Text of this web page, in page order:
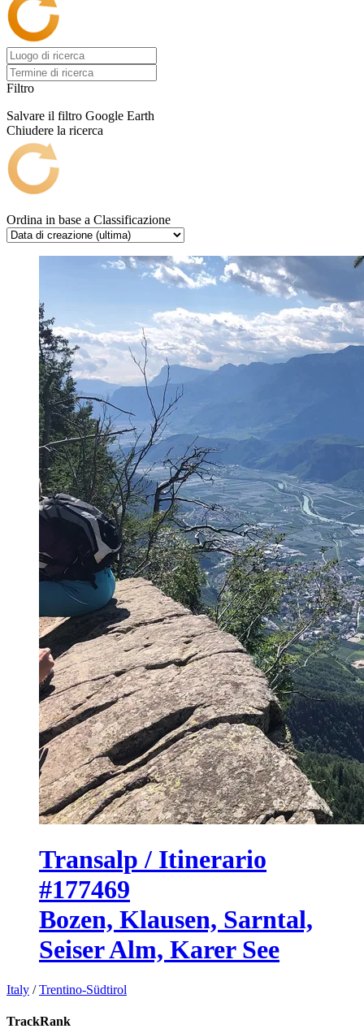
Filtro
Salvare il filtro Google Earth
Chiudere la ricerca
Ordina in base a Classificazione
Transalp / Itinerario
#177469
Bozen, Klausen, Sarntal,
Seiser Alm, Karer See
Italy /Trentino-Südtirol
TrackRank